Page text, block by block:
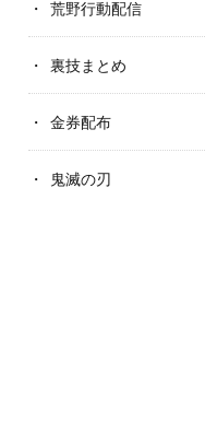
荒野行動配信
裏技まとめ
金券配布
鬼滅の刃